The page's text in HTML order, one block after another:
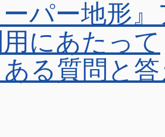
ーパー地形
にあたって
る質問と